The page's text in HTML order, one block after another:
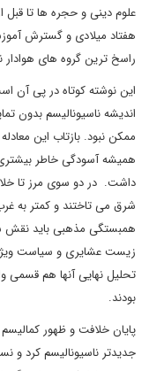
علوم دینی و حجره ها تا قبل
هفتاد میلادی و گسترش
راسخ ترین گروه های هوادار
این نوشته کوتاه در پی آن
اندیشه ناسیونالیسم بدون
ممکن نبود. بازتاب این
همیشه آسودگی خاطر
داشت. در دو سوی مرز تا
شرق می تاختند و کمتر به
همبستگی مذهبی باید نقش
زیست عشایری و سیاست ویژه
تحلیل نهایی آنها هم قسمی
بودند.
پایان خلافت و ظهور
جدیدتر ناسیونالیسم کرد و